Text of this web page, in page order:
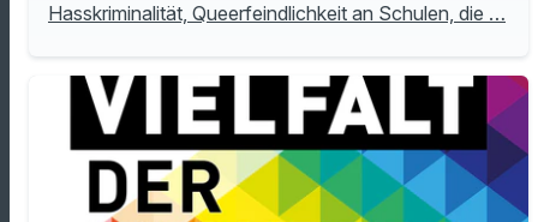
Hasskriminalität, Queerfeindlichkeit an Schulen, die …